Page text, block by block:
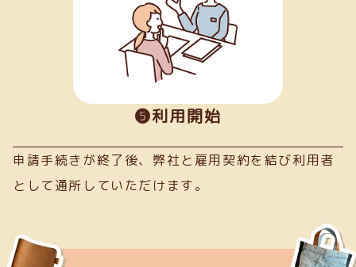
❺利用開始
申請手続きが終了後、弊社と雇用契約を結び利用者
として通所していただけます。